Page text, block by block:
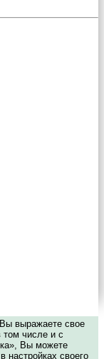
выражаете свое
том числе и с
Вы можете
настройках своего